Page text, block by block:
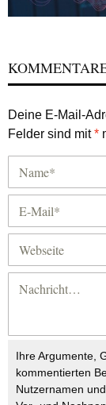
Deine E-Mail-
Felder sind mit*
Ihre Argumente,
kommentierten
Nutzernamen